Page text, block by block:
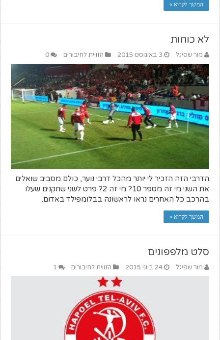
המשך לקרוא »
לא כוחות
מור שפיגל 3 באוגוסט 2015 הזווית לחיבורים 0
הדרבי הזה הזכיר לי יותר מהכל דרבי נוער, כולם מסביב שואלים
את השני מי זה מספר 10? מי זה 2? פרט לשני שחקנים שעלו
בהרכב כל האחרים נראו לראשונה בבלומפילד באדום.
המשך לקרוא »
סלט מלפפונים
מור שפיגל 24 ביוני 2015 הזווית לחיבורים 1